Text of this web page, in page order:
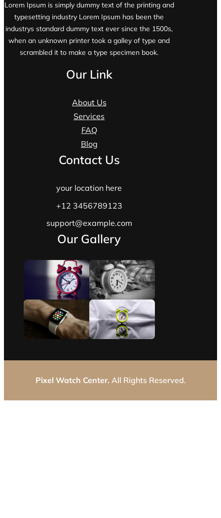
Lorem Ipsum is simply dummy text of the printing and
typesetting industry Lorem Ipsum has been the
industrys standard dummy text ever since the 1500s,
when an unknown printer took a galley of type and
scrambled it to make a type specimen book.
Our Link
About Us
Services
FAQ
Blog
Contact Us
your location here
+12 3456789123
support@example.com
Our Gallery
Pixel Watch Center. All Rights Reserved.